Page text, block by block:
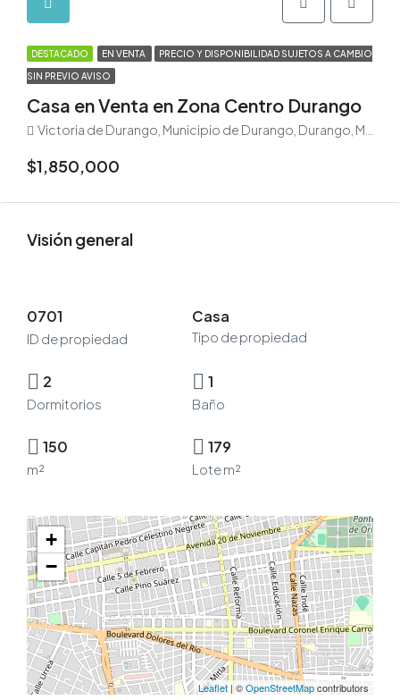
DESTACADO EN VENTA PRECIO Y DISPONIBILIDAD SUJETOS A CAMBIO
SIN PREVIO AVISO
Casa en Venta en Zona Centro Durango
Victoria de Durango, Municipio de Durango, Durango, México
$1,850,000
Visión general
0701
ID de propiedad
Casa
Tipo de propiedad
2
Dormitorios
1
Baño
150
m²
179
Lote m²
+
−
Leaflet| ©OpenStreetMapcontributors